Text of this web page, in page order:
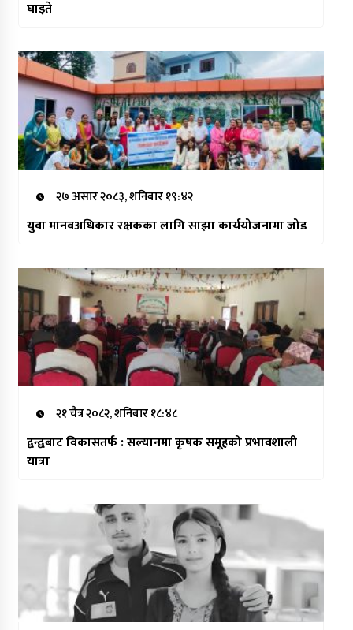
घाइते
२७ असार २०८३, शनिबार १९:४२
युवा मानवअधिकार रक्षकका लागि साझा कार्ययोजनामा जोड
२१ चैत्र २०८२, शनिबार १८:४८
द्वन्द्वबाट विकासतर्फ : सल्यानमा कृषक समूहको प्रभावशाली
यात्रा